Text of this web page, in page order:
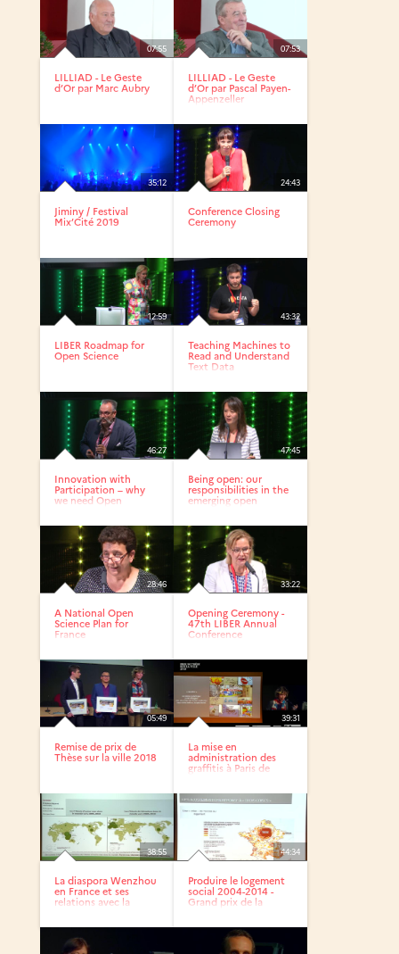
07:55
LILLIAD - Le Geste
d’Or par Marc Aubry
07:53
LILLIAD - Le Geste
d’Or par Pascal Payen-
Appenzeller
35:12
Jiminy / Festival
Mix’Cité 2019
24:43
Conference Closing
Ceremony
12:59
LIBER Roadmap for
Open Science
43:32
Teaching Machines to
Read and Understand
Text Data
46:27
Innovation with
Participation – why
we need Open
47:45
Being open: our
responsibilities in the
emerging open
28:46
A National Open
Science Plan for
France
33:22
Opening Ceremony -
47th LIBER Annual
Conference
05:49
Remise de prix de
Thèse sur la ville 2018
39:31
La mise en
administration des
graffitis à Paris de
38:55
La diaspora Wenzhou
en France et ses
relations avec la
44:34
Produire le logement
social 2004-2014 -
Grand prix de la